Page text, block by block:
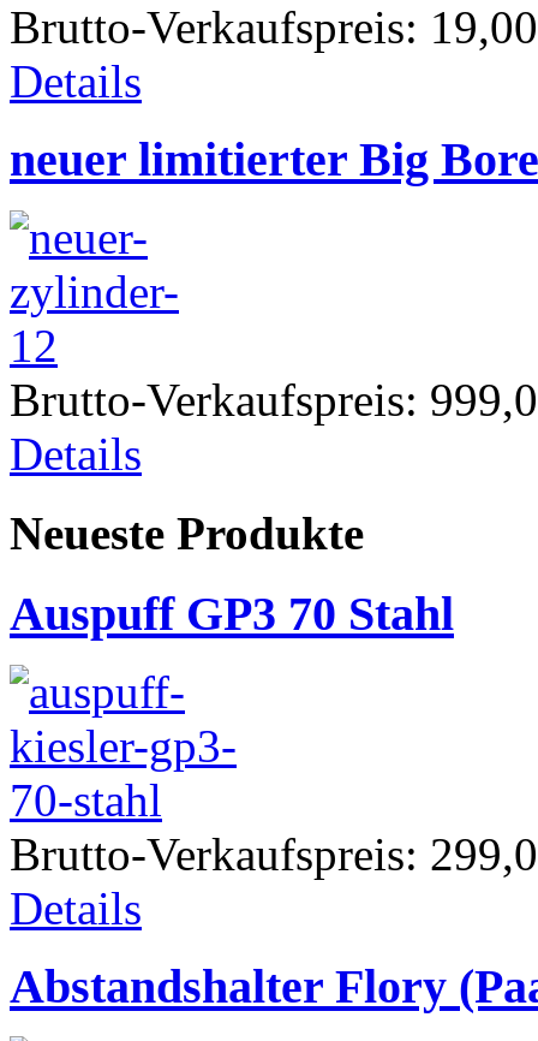
Brutto-Verkaufspreis:
Details
neuer limitierter Big
Brutto-Verkaufspreis:
Details
Neueste Produkte
Auspuff GP3 70 Stahl
Brutto-Verkaufspreis:
Details
Abstandshalter Flory